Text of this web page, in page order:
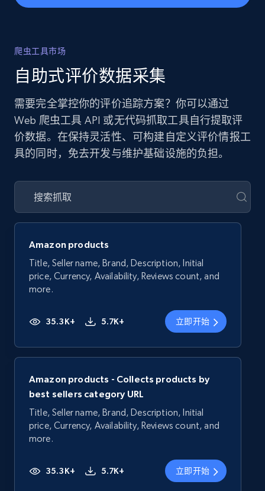
爬虫工具市场
自助式评价数据采集
需要完全掌控你的评价追踪方案？你可以通过
Web 爬虫工具 API 或无代码抓取工具自行提取评
价数据。在保持灵活性、可构建自定义评价情报工
具的同时，免去开发与维护基础设施的负担。
Amazon products
Title, Seller name, Brand, Description, Initial
price, Currency, Availability, Reviews count, and
more.
35.3K+ 5.7K+ 立即开始
Amazon products - Collects products by
best sellers category URL
Title, Seller name, Brand, Description, Initial
price, Currency, Availability, Reviews count, and
more.
35.3K+ 5.7K+ 立即开始